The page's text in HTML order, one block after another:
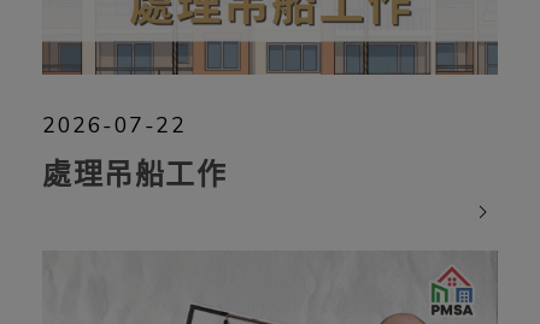
2026-07-22
處理吊船工作